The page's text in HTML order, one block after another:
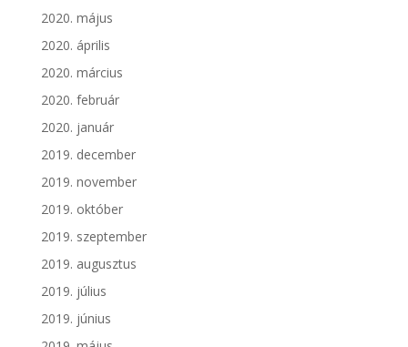
2020. május
2020. április
2020. március
2020. február
2020. január
2019. december
2019. november
2019. október
2019. szeptember
2019. augusztus
2019. július
2019. június